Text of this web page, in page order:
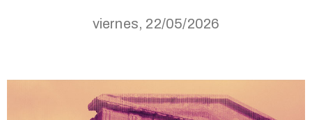
viernes, 22/05/2026